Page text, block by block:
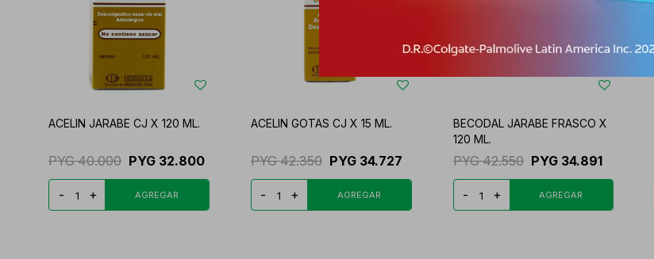
ACELIN JARABE CJ X 120 ML.
PYG 40.000 PYG 32.800
- +
ACELIN GOTAS CJ X 15 ML.
PYG 42.350 PYG 34.727
- +
BECODAL JARABE FRASCO X
120 ML.
PYG 42.550 PYG 34.891
- +